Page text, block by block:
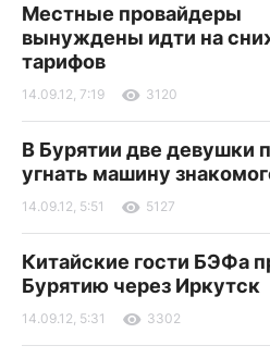
Местные провайдеры
вынуждены идти на
тарифов
14.09.12, 7:19 3120
В Бурятии две девушки
угнать машину
14.09.12, 5:51 5127
Китайские гости БЭФа
Бурятию через Иркутск
14.09.12, 5:31 3302